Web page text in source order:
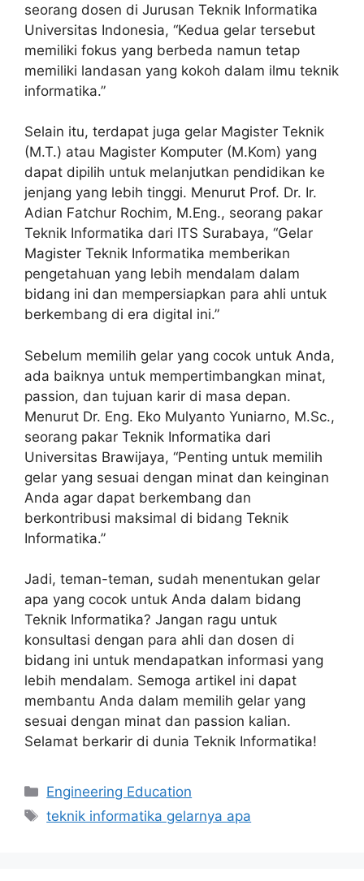
seorang dosen di Jurusan Teknik Informatika
Universitas Indonesia, “Kedua gelar tersebut
memiliki fokus yang berbeda namun tetap
memiliki landasan yang kokoh dalam ilmu teknik
informatika.”
Selain itu, terdapat juga gelar Magister Teknik
(M.T.) atau Magister Komputer (M.Kom) yang
dapat dipilih untuk melanjutkan pendidikan ke
jenjang yang lebih tinggi. Menurut Prof. Dr. Ir.
Adian Fatchur Rochim, M.Eng., seorang pakar
Teknik Informatika dari ITS Surabaya, “Gelar
Magister Teknik Informatika memberikan
pengetahuan yang lebih mendalam dalam
bidang ini dan mempersiapkan para ahli untuk
berkembang di era digital ini.”
Sebelum memilih gelar yang cocok untuk Anda,
ada baiknya untuk mempertimbangkan minat,
passion, dan tujuan karir di masa depan.
Menurut Dr. Eng. Eko Mulyanto Yuniarno, M.Sc.,
seorang pakar Teknik Informatika dari
Universitas Brawijaya, “Penting untuk memilih
gelar yang sesuai dengan minat dan keinginan
Anda agar dapat berkembang dan
berkontribusi maksimal di bidang Teknik
Informatika.”
Jadi, teman-teman, sudah menentukan gelar
apa yang cocok untuk Anda dalam bidang
Teknik Informatika? Jangan ragu untuk
konsultasi dengan para ahli dan dosen di
bidang ini untuk mendapatkan informasi yang
lebih mendalam. Semoga artikel ini dapat
membantu Anda dalam memilih gelar yang
sesuai dengan minat dan passion kalian.
Selamat berkarir di dunia Teknik Informatika!
Kategori
Engineering Education
Tag
teknik informatika gelarnya apa